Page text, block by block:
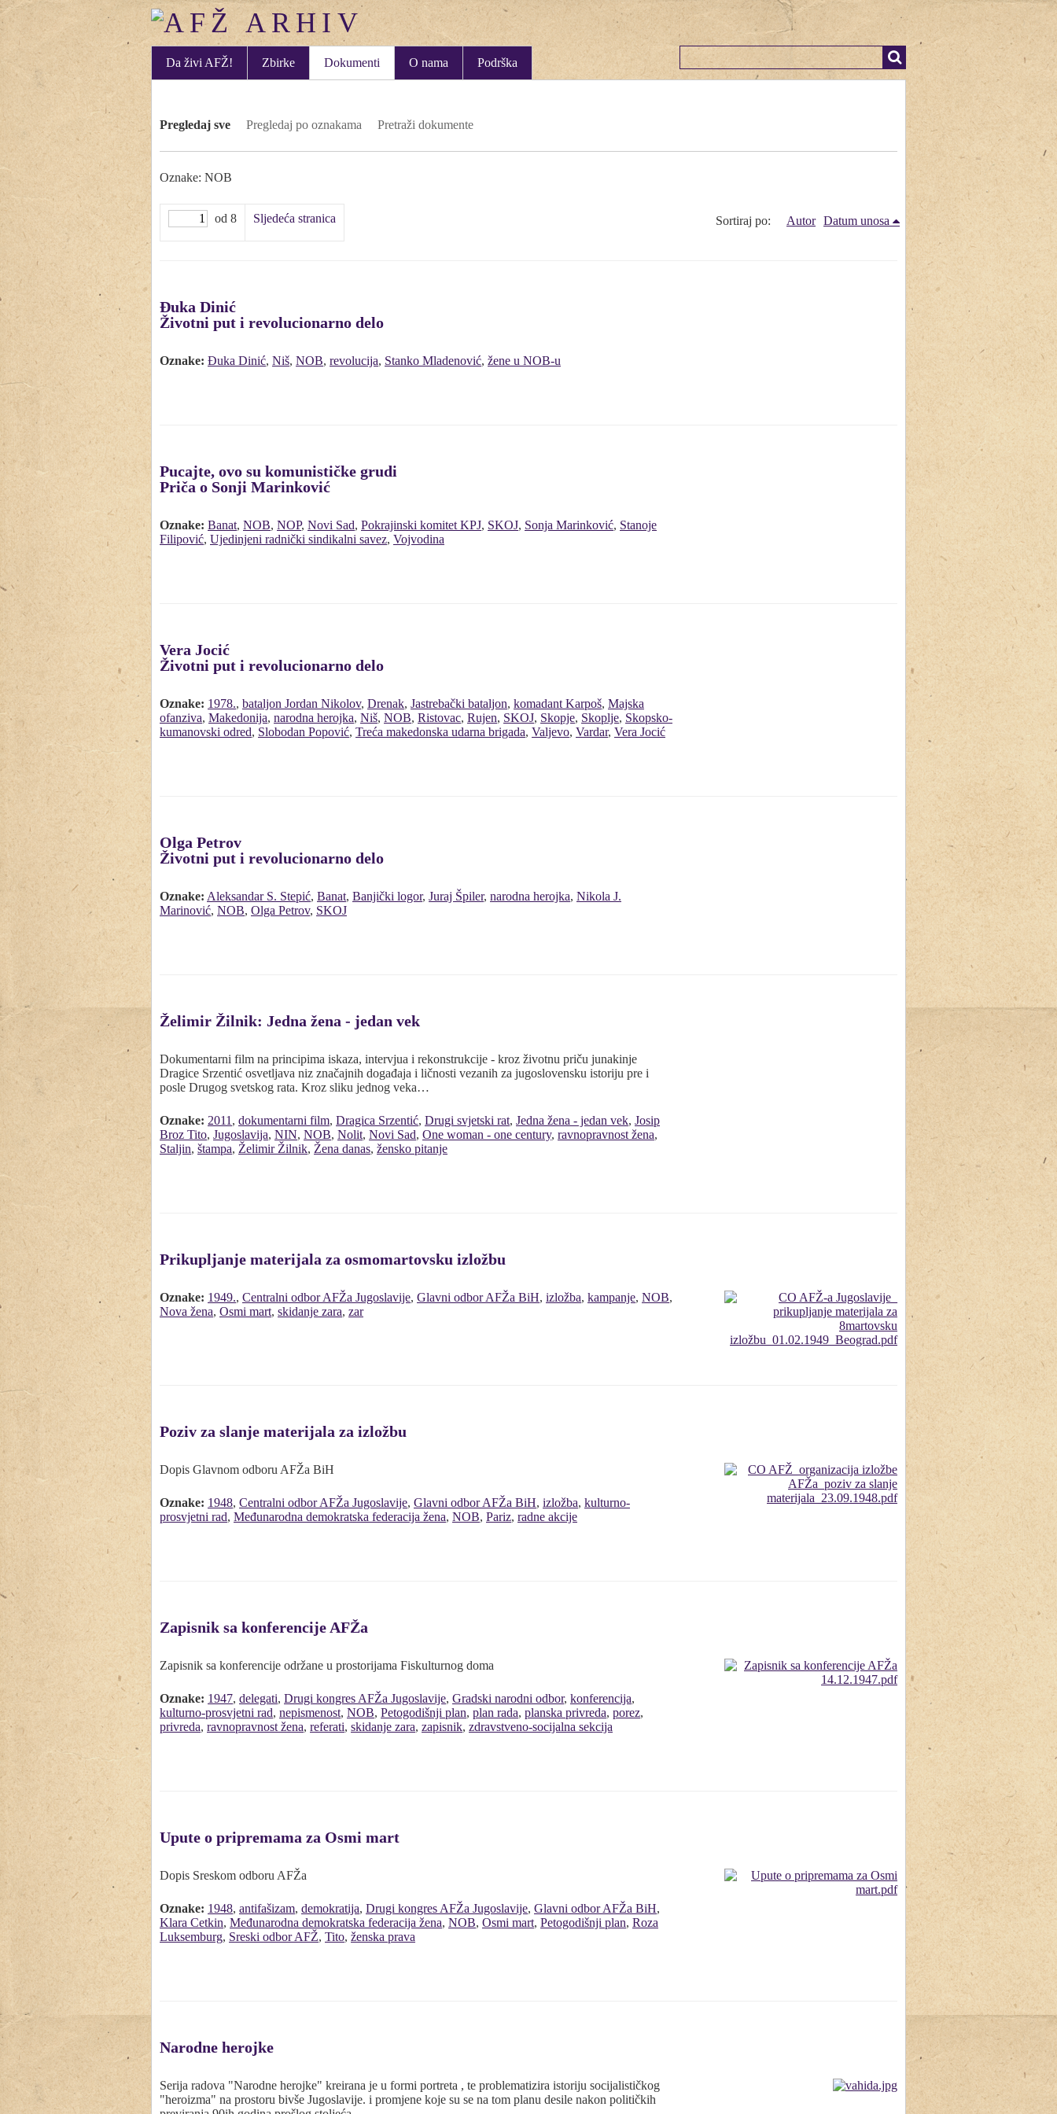
Da živi AFŽ! Zbirke Dokumenti O nama Podrška
Pregledaj sve Pregledaj po oznakama Pretraži dokumente
Oznake: NOB
od 8 Sljedeća stranica Sortiraj po: Autor Datum unosa
Đuka Dinić
Životni put i revolucionarno delo
Oznake: Đuka Dinić, Niš, NOB, revolucija, Stanko Mladenović, žene u NOB-u
Pucajte, ovo su komunističke grudi
Priča o Sonji Marinković
Oznake: Banat, NOB, NOP, Novi Sad, Pokrajinski komitet KPJ, SKOJ, Sonja Marinković, Stanoje
Filipović, Ujedinjeni radnički sindikalni savez, Vojvodina
Vera Jocić
Životni put i revolucionarno delo
Oznake: 1978., bataljon Jordan Nikolov, Drenak, Jastrebački bataljon, komadant Karpoš, Majska
ofanziva, Makedonija, narodna herojka, Niš, NOB, Ristovac, Rujen, SKOJ, Skopje, Skoplje, Skopsko-
kumanovski odred, Slobodan Popović, Treća makedonska udarna brigada, Valjevo, Vardar, Vera Jocić
Olga Petrov
Životni put i revolucionarno delo
Oznake: Aleksandar S. Stepić, Banat, Banjički logor, Juraj Špiler, narodna herojka, Nikola J.
Marinović, NOB, Olga Petrov, SKOJ
Želimir Žilnik: Jedna žena - jedan vek
Dokumentarni film na principima iskaza, intervjua i rekonstrukcije - kroz životnu priču junakinje
Dragice Srzentić osvetljava niz značajnih događaja i ličnosti vezanih za jugoslovensku istoriju pre i
posle Drugog svetskog rata. Kroz sliku jednog veka…
Oznake: 2011 , dokumentarni film, Dragica Srzentić, Drugi svjetski rat, Jedna žena - jedan vek, Josip
Broz Tito, Jugoslavija, NIN, NOB, Nolit, Novi Sad, One woman - one century, ravnopravnost žena,
Staljin, štampa, Želimir Žilnik, Žena danas, žensko pitanje
Prikupljanje materijala za osmomartovsku izložbu
Oznake: 1949., Centralni odbor AFŽa Jugoslavije, Glavni odbor AFŽa BiH, izložba, kampanje, NOB,
Nova žena, Osmi mart, skidanje zara, zar
Poziv za slanje materijala za izložbu
Dopis Glavnom odboru AFŽa BiH
Oznake: 1948, Centralni odbor AFŽa Jugoslavije, Glavni odbor AFŽa BiH, izložba, kulturno-
prosvjetni rad, Međunarodna demokratska federacija žena, NOB, Pariz, radne akcije
Zapisnik sa konferencije AFŽa
Zapisnik sa konferencije održane u prostorijama Fiskulturnog doma
Oznake: 1947, delegati, Drugi kongres AFŽa Jugoslavije, Gradski narodni odbor, konferencija,
kulturno-prosvjetni rad, nepismenost, NOB, Petogodišnji plan, plan rada, planska privreda, porez,
privreda, ravnopravnost žena, referati, skidanje zara, zapisnik, zdravstveno-socijalna sekcija
Upute o pripremama za Osmi mart
Dopis Sreskom odboru AFŽa
Oznake: 1948, antifašizam, demokratija, Drugi kongres AFŽa Jugoslavije, Glavni odbor AFŽa BiH,
Klara Cetkin, Međunarodna demokratska federacija žena, NOB, Osmi mart, Petogodišnji plan, Roza
Luksemburg, Sreski odbor AFŽ, Tito, ženska prava
Narodne herojke
Serija radova "Narodne herojke" kreirana je u formi portreta , te problematizira istoriju socijalističkog
"heroizma" na prostoru bivše Jugoslavije. i promjene koje su se na tom planu desile nakon političkih